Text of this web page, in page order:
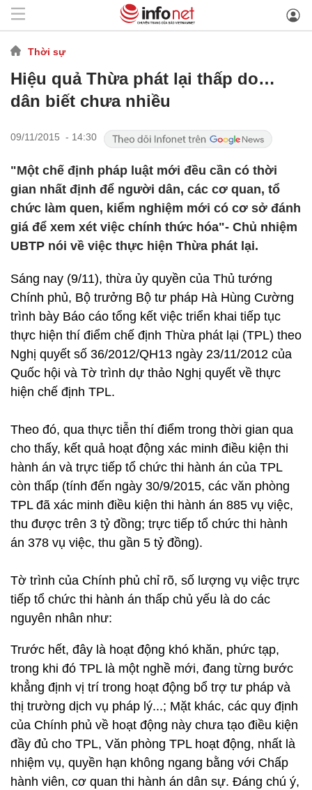
Thời sự
Hiệu quả Thừa phát lại thấp do…
dân biết chưa nhiều
09/11/2015 - 14:30
"Một chế định pháp luật mới đều cần có thời
gian nhất định để người dân, các cơ quan, tổ
chức làm quen, kiểm nghiệm mới có cơ sở đánh
giá để xem xét việc chính thức hóa"- Chủ nhiệm
UBTP nói về việc thực hiện Thừa phát lại.
Sáng nay (9/11), thừa ủy quyền của Thủ tướng
Chính phủ, Bộ trưởng Bộ tư pháp Hà Hùng Cường
trình bày Báo cáo tổng kết việc triển khai tiếp tục
thực hiện thí điểm chế định Thừa phát lại (TPL) theo
Nghị quyết số 36/2012/QH13 ngày 23/11/2012 của
Quốc hội và Tờ trình dự thảo Nghị quyết về thực
hiện chế định TPL.
Theo đó, qua thực tiễn thí điểm trong thời gian qua
cho thấy, kết quả hoạt động xác minh điều kiện thi
hành án và trực tiếp tổ chức thi hành án của TPL
còn thấp (tính đến ngày 30/9/2015, các văn phòng
TPL đã xác minh điều kiện thi hành án 885 vụ việc,
thu được trên 3 tỷ đồng; trực tiếp tổ chức thi hành
án 378 vụ việc, thu gần 5 tỷ đồng).
Tờ trình của Chính phủ chỉ rõ, số lượng vụ việc trực
tiếp tổ chức thi hành án thấp chủ yếu là do các
nguyên nhân như:
Trước hết, đây là hoạt động khó khăn, phức tạp,
trong khi đó TPL là một nghề mới, đang từng bước
khẳng định vị trí trong hoạt động bổ trợ tư pháp và
thị trường dịch vụ pháp lý...; Mặt khác, các quy định
của Chính phủ về hoạt động này chưa tạo điều kiện
đầy đủ cho TPL, Văn phòng TPL hoạt động, nhất là
nhiệm vụ, quyền hạn không ngang bằng với Chấp
hành viên, cơ quan thi hành án dân sự. Đáng chú ý,